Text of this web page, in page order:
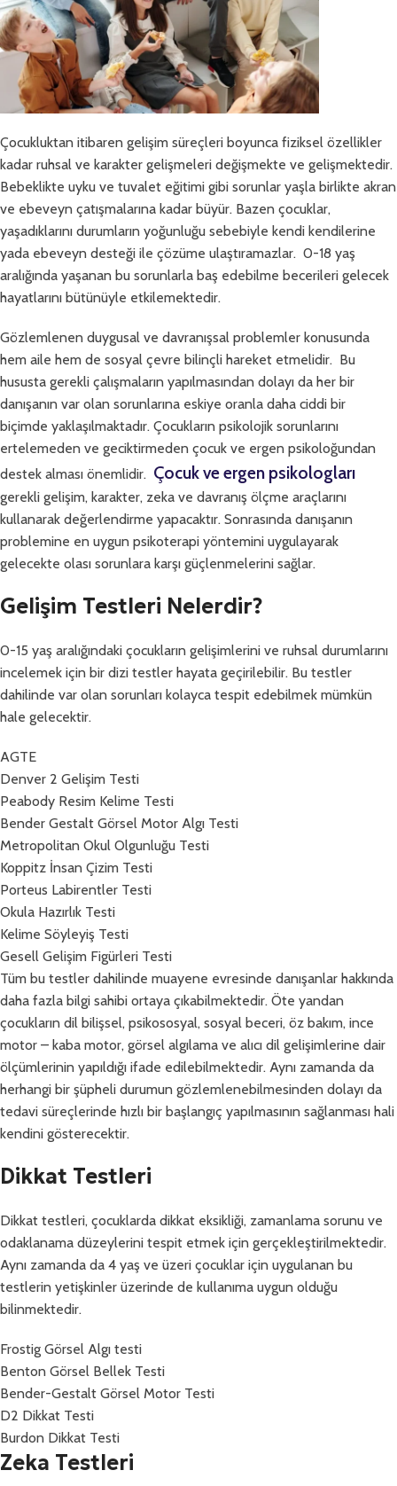
Çocukluktan itibaren gelişim süreçleri boyunca fiziksel özellikler
kadar ruhsal ve karakter gelişmeleri değişmekte ve gelişmektedir.
Bebeklikte uyku ve tuvalet eğitimi gibi sorunlar yaşla birlikte akran
ve ebeveyn çatışmalarına kadar büyür. Bazen çocuklar,
yaşadıklarını durumların yoğunluğu sebebiyle kendi kendilerine
yada ebeveyn desteği ile çözüme ulaştıramazlar. 0-18 yaş
aralığında yaşanan bu sorunlarla baş edebilme becerileri gelecek
hayatlarını bütünüyle etkilemektedir.
Gözlemlenen duygusal ve davranışsal problemler konusunda
hem aile hem de sosyal çevre bilinçli hareket etmelidir. Bu
hususta gerekli çalışmaların yapılmasından dolayı da her bir
danışanın var olan sorunlarına eskiye oranla daha ciddi bir
biçimde yaklaşılmaktadır. Çocukların psikolojik sorunlarını
ertelemeden ve geciktirmeden çocuk ve ergen psikoloğundan
destek alması önemlidir. Çocuk ve ergen psikologları
gerekli gelişim, karakter, zeka ve davranış ölçme araçlarını
kullanarak değerlendirme yapacaktır. Sonrasında danışanın
problemine en uygun psikoterapi yöntemini uygulayarak
gelecekte olası sorunlara karşı güçlenmelerini sağlar.
Gelişim Testleri Nelerdir?
0-15 yaş aralığındaki çocukların gelişimlerini ve ruhsal durumlarını
incelemek için bir dizi testler hayata geçirilebilir. Bu testler
dahilinde var olan sorunları kolayca tespit edebilmek mümkün
hale gelecektir.
AGTE
Denver 2 Gelişim Testi
Peabody Resim Kelime Testi
Bender Gestalt Görsel Motor Algı Testi
Metropolitan Okul Olgunluğu Testi
Koppitz İnsan Çizim Testi
Porteus Labirentler Testi
Okula Hazırlık Testi
Kelime Söyleyiş Testi
Gesell Gelişim Figürleri Testi
Tüm bu testler dahilinde muayene evresinde danışanlar hakkında
daha fazla bilgi sahibi ortaya çıkabilmektedir. Öte yandan
çocukların dil bilişsel, psikososyal, sosyal beceri, öz bakım, ince
motor – kaba motor, görsel algılama ve alıcı dil gelişimlerine dair
ölçümlerinin yapıldığı ifade edilebilmektedir. Aynı zamanda da
herhangi bir şüpheli durumun gözlemlenebilmesinden dolayı da
tedavi süreçlerinde hızlı bir başlangıç yapılmasının sağlanması hali
kendini gösterecektir.
Dikkat Testleri
Dikkat testleri, çocuklarda dikkat eksikliği, zamanlama sorunu ve
odaklanama düzeylerini tespit etmek için gerçekleştirilmektedir.
Aynı zamanda da 4 yaş ve üzeri çocuklar için uygulanan bu
testlerin yetişkinler üzerinde de kullanıma uygun olduğu
bilinmektedir.
Frostig Görsel Algı testi
Benton Görsel Bellek Testi
Bender-Gestalt Görsel Motor Testi
D2 Dikkat Testi
Burdon Dikkat Testi
Zeka Testleri